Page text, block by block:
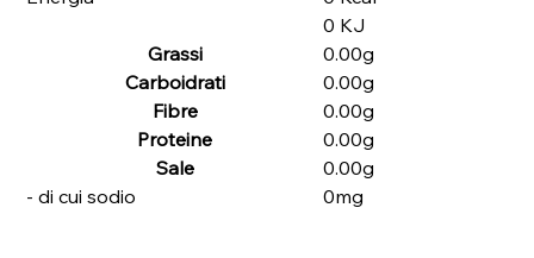
0 KJ
Grassi
0.00g
Carboidrati
0.00g
Fibre
0.00g
Proteine
0.00g
Sale
0.00g
- di cui sodio
0mg